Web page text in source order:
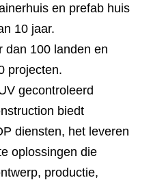
en prefab huis
10 jaar.
dan 100 landen en
projecten.
gecontroleerd
biedt
diensten, het leveren
oplossingen die
productie,